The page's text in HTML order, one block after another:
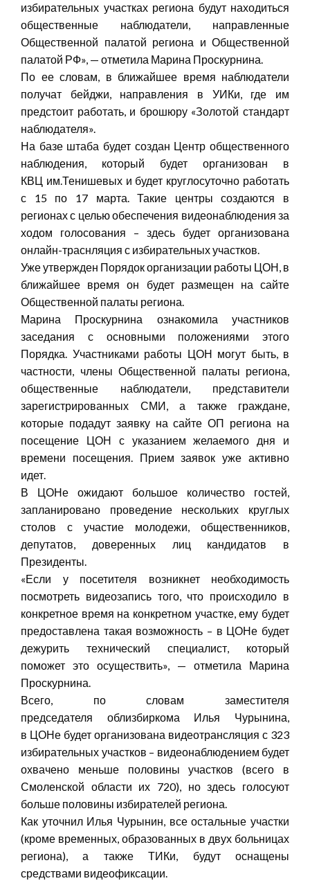
избирательных участках региона будут находиться
общественные наблюдатели, направленные
Общественной палатой региона и Общественной
палатой РФ», — отметила Марина Проскурнина.
По ее словам, в ближайшее время наблюдатели
получат бейджи, направления в УИКи, где им
предстоит работать, и брошюру «Золотой стандарт
наблюдателя».
На базе штаба будет создан Центр общественного
наблюдения, который будет организован в
КВЦ им.Тенишевых и будет круглосуточно работать
с 15 по 17 марта. Такие центры создаются в
регионах с целью обеспечения видеонаблюдения за
ходом голосования – здесь будет организована
онлайн-траснляция с избирательных участков.
Уже утвержден Порядок организации работы ЦОН, в
ближайшее время он будет размещен на сайте
Общественной палаты региона.
Марина Проскурнина ознакомила участников
заседания с основными положениями этого
Порядка. Участниками работы ЦОН могут быть, в
частности, члены Общественной палаты региона,
общественные наблюдатели, представители
зарегистрированных СМИ, а также граждане,
которые подадут заявку на сайте ОП региона на
посещение ЦОН с указанием желаемого дня и
времени посещения. Прием заявок уже активно
идет.
В ЦОНе ожидают большое количество гостей,
запланировано проведение нескольких круглых
столов с участие молодежи, общественников,
депутатов, доверенных лиц кандидатов в
Президенты.
«Если у посетителя возникнет необходимость
посмотреть видеозапись того, что происходило в
конкретное время на конкретном участке, ему будет
предоставлена такая возможность – в ЦОНе будет
дежурить технический специалист, который
поможет это осуществить», — отметила Марина
Проскурнина.
Всего, по словам заместителя
председателя облизбиркома Илья Чурынина,
в ЦОНе будет организована видеотрансляция с 323
избирательных участков – видеонаблюдением будет
охвачено меньше половины участков (всего в
Смоленской области их 720), но здесь голосуют
больше половины избирателей региона.
Как уточнил Илья Чурынин, все остальные участки
(кроме временных, образованных в двух больницах
региона), а также ТИКи, будут оснащены
средствами видеофиксации.